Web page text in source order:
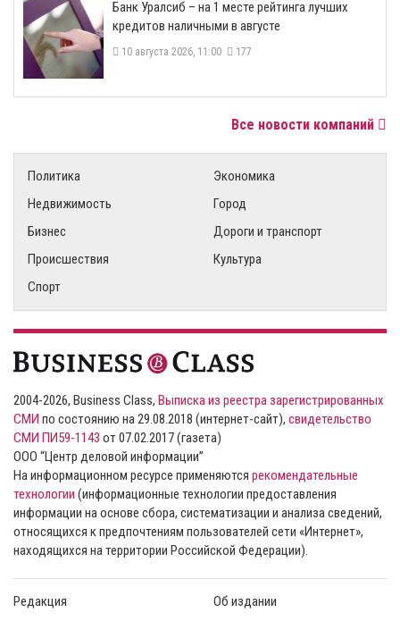
Банк Уралсиб – на 1 месте рейтинга лучших
кредитов наличными в августе
10 августа 2026, 11:00 177
Все новости компаний
Политика
Экономика
Недвижимость
Город
Бизнес
Дороги и транспорт
Происшествия
Культура
Спорт
2004-2026, Business Class, Выписка из реестра зарегистрированных
СМИ по состоянию на 29.08.2018 (интернет-сайт), свидетельство
СМИ ПИ59-1143 от 07.02.2017 (газета)
ООО “Центр деловой информации”
На информационном ресурсе применяются рекомендательные
технологии (информационные технологии предоставления
информации на основе сбора, систематизации и анализа сведений,
относящихся к предпочтениям пользователей сети «Интернет»,
находящихся на территории Российской Федерации).
Редакция Об издании